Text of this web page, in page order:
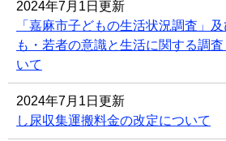
2024年7月1日更新
「嘉麻市子どもの生活状況調査」
も・若者の意識と生活に関する調
いて
2024年7月1日更新
し尿収集運搬料金の改定について